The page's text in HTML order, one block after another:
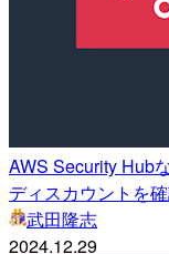
AWS Security Hub
ディスカウントを
武田隆志
2024.12.29